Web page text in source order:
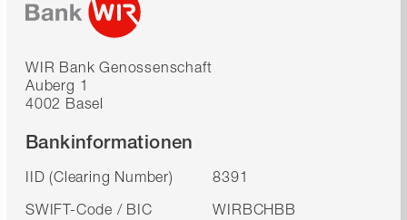
WIR Bank Genossenschaft
Auberg 1
4002 Basel
Bankinformationen
IID (Clearing Number)
8391
SWIFT-Code / BIC
WIRBCHBB